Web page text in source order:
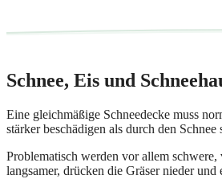
Schnee, Eis und
Eine gleichmäßige Schneedecke muss
stärker beschädigen als durch den Schnee
Problematisch werden vor allem
langsamer, drücken die Gräser nieder